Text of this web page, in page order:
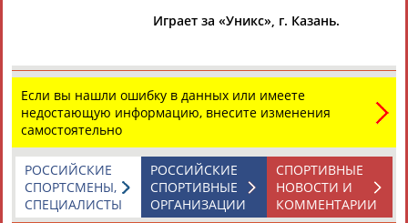
Ваш запрос: "Руслан АВЛЕЕВ"
Сегодня стартует 13-й чемпионат России по баскетболу
...снайперы Сергей Чикалкин и Валерий Дайнеко, а также
Руслан Авлеев, которого называют российским Чарльзом
Баркли....
(Проект:Информационное агентство СТАДИОН
08.10.2003
Играет за «Уникс», г. Казань.
Если вы нашли ошибку в данных или имеете
недостающую информацию, внесите изменения
самостоятельно
СПОРТИВНЫЕ
НОВОСТИ И
КОММЕНТАРИИ
РОССИЙСКИЕ
СПОРТИВНЫЕ
ОРГАНИЗАЦИИ
РОССИЙСКИЕ
СПОРТСМЕНЫ,
СПЕЦИАЛИСТЫ